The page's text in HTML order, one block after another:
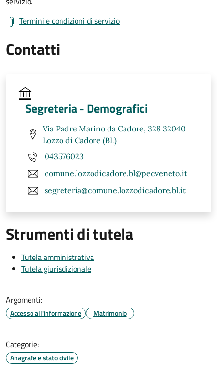
Termini e condizioni di servizio
Contatti
Segreteria - Demografici
Via Padre Marino da Cadore, 328 32040
Lozzo di Cadore (BL)
043576023
comune.lozzodicadore.bl@pecveneto.it
segreteria@comune.lozzodicadore.bl.it
Strumenti di tutela
Tutela amministrativa
Tutela giurisdizionale
Argomenti:
Accesso all'informazione Matrimonio
Categorie:
Anagrafe e stato civile